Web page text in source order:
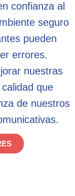
confianza al
seguro
pueden
errores.
nuestras
que
de nuestros